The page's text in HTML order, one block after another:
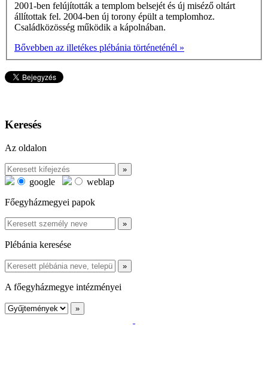
2001-ben felújították a templom belsejét és új miséző oltárt
állítottak fel. 2004-ben új torony épült a templomhoz.
Családközösség működik a kápolnában.
Bővebben az illetékes plébánia történeténél »
Keresés
Az oldalon
google
weblap
Főegyházmegyei papok
Plébánia keresése
A főegyházmegye intézményei